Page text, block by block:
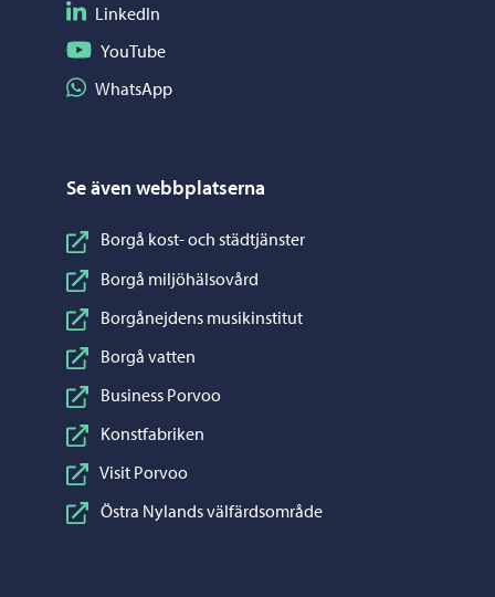
Följ på LinkedIn
LinkedIn
Följ på YouTube
YouTube
Dela på WhatsApp
WhatsApp
Se även webbplatserna
Borgå kost- och städtjänster
Borgå miljöhälsovård
Borgånejdens musikinstitut
Borgå vatten
Business Porvoo
Konstfabriken
Visit Porvoo
Östra Nylands välfärdsområde